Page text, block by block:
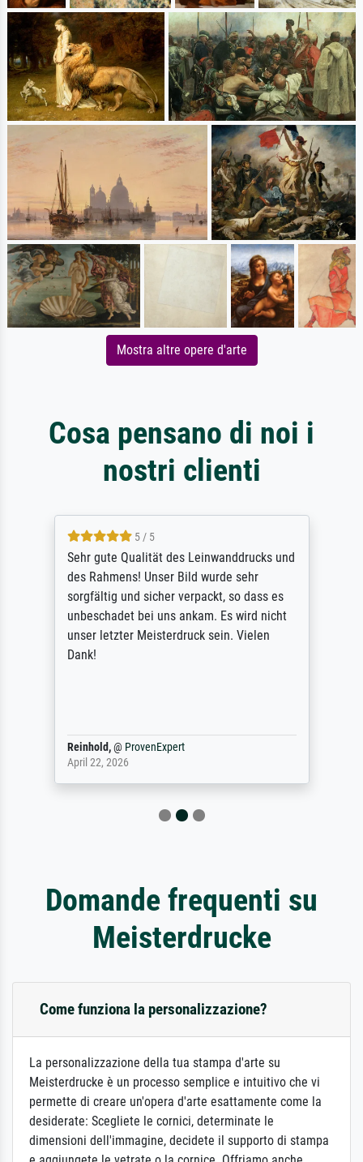
Mostra altre opere d'arte
Cosa pensano di noi i
nostri clienti
5 / 5
Sehr gute Qualität des Leinwanddrucks und
des Rahmens! Unser Bild wurde sehr
sorgfältig und sicher verpackt, so dass es
unbeschadet bei uns ankam. Es wird nicht
unser letzter Meisterdruck sein. Vielen
Dank!
Reinhold,@ ProvenExpert
April 22, 2026
Domande frequenti su
Meisterdrucke
Come funziona la personalizzazione?
La personalizzazione della tua stampa d'arte su
Meisterdrucke è un processo semplice e intuitivo che vi
permette di creare un'opera d'arte esattamente come la
desiderate: Scegliete le cornici, determinate le
dimensioni dell'immagine, decidete il supporto di stampa